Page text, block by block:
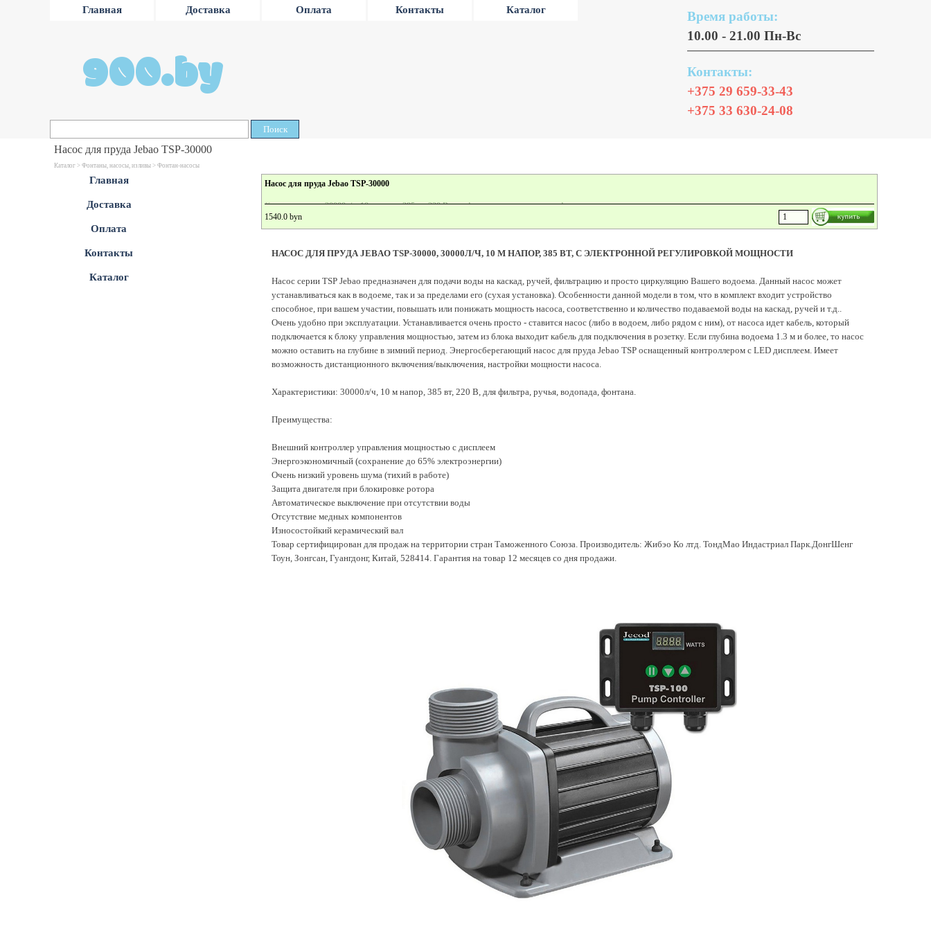
Время работы:
10.00 - 21.00 Пн-Вс
Контакты:
+375 29 659-33-43
+375 33 630-24-08
Главная Доставка Оплата Контакты Каталог
900.by
Поиск
Насос для пруда Jebao TSP-30000
Каталог > Фонтаны, насосы, изливы > Фонтан-насосы
Главная
Доставка
Оплата
Контакты
Каталог
Насос для пруда Jebao TSP-30000
Характеристики: 30000л/ч, 10 м напор, 385 вт, 220 В, для фильтра, ручья, водопада, фонтана.
1540.0 byn
НАСОС ДЛЯ ПРУДА JEBAO TSP-30000, 30000Л/Ч, 10 М НАПОР, 385 ВТ, С ЭЛЕКТРОННОЙ РЕГУЛИРОВКОЙ МОЩНОСТИ
Насос серии TSP Jebao предназначен для подачи воды на каскад, ручей, фильтрацию и просто циркуляцию Вашего водоема. Данный насос может
устанавливаться как в водоеме, так и за пределами его (сухая установка). Особенности данной модели в том, что в комплект входит устройство
способное, при вашем участии, повышать или понижать мощность насоса, соответственно и количество подаваемой воды на каскад, ручей и т.д..
Очень удобно при эксплуатации. Устанавливается очень просто - ставится насос (либо в водоем, либо рядом с ним), от насоса идет кабель, который
подключается к блоку управления мощностью, затем из блока выходит кабель для подключения в розетку. Если глубина водоема 1.3 м и более, то насос
можно оставить на глубине в зимний период. Энергосберегающий насос для пруда Jebao TSP оснащенный контроллером с LED дисплеем. Имеет
возможность дистанционного включения/выключения, настройки мощности насоса.
Характеристики: 30000л/ч, 10 м напор, 385 вт, 220 В, для фильтра, ручья, водопада, фонтана.
Преимущества:
Внешний контроллер управления мощностью с дисплеем
Энергоэкономичный (сохранение до 65% электроэнергии)
Очень низкий уровень шума (тихий в работе)
Защита двигателя при блокировке ротора
Автоматическое выключение при отсутствии воды
Отсутствие медных компонентов
Износостойкий керамический вал
Товар сертифицирован для продаж на территории стран Таможенного Союза. Производитель: Жибэо Ко лтд. ТондМао Индастриал Парк.ДонгШенг
Тоун, Зонгсан, Гуангдонг, Китай, 528414. Гарантия на товар 12 месяцев со дня продажи.